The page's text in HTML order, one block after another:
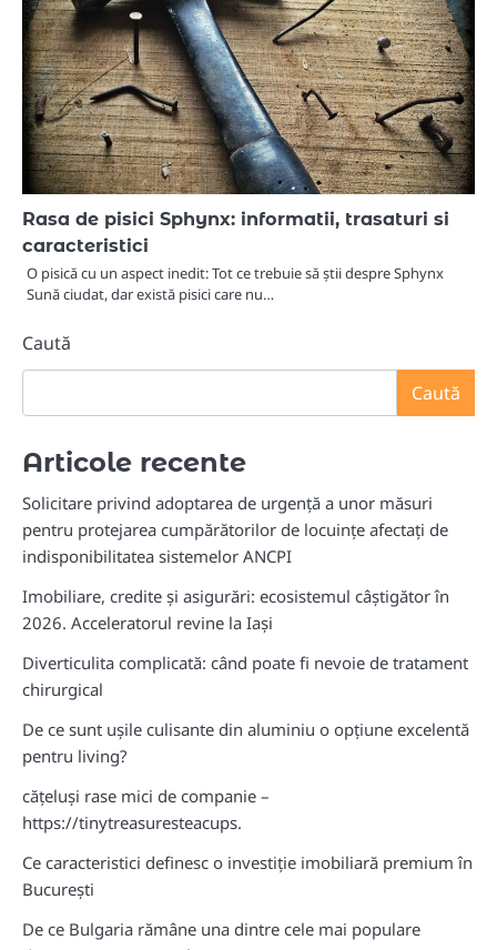
Rasa de pisici Sphynx: informatii, trasaturi si
caracteristici
O pisică cu un aspect inedit: Tot ce trebuie să știi despre Sphynx
Sună ciudat, dar există pisici care nu…
Caută
Caută
Articole recente
Solicitare privind adoptarea de urgență a unor măsuri
pentru protejarea cumpărătorilor de locuințe afectați de
indisponibilitatea sistemelor ANCPI
Imobiliare, credite și asigurări: ecosistemul câștigător în
2026. Acceleratorul revine la Iași
Diverticulita complicată: când poate fi nevoie de tratament
chirurgical
De ce sunt ușile culisante din aluminiu o opțiune excelentă
pentru living?
cățeluși rase mici de companie –
https://tinytreasuresteacups.
Ce caracteristici definesc o investiție imobiliară premium în
București
De ce Bulgaria rămâne una dintre cele mai populare